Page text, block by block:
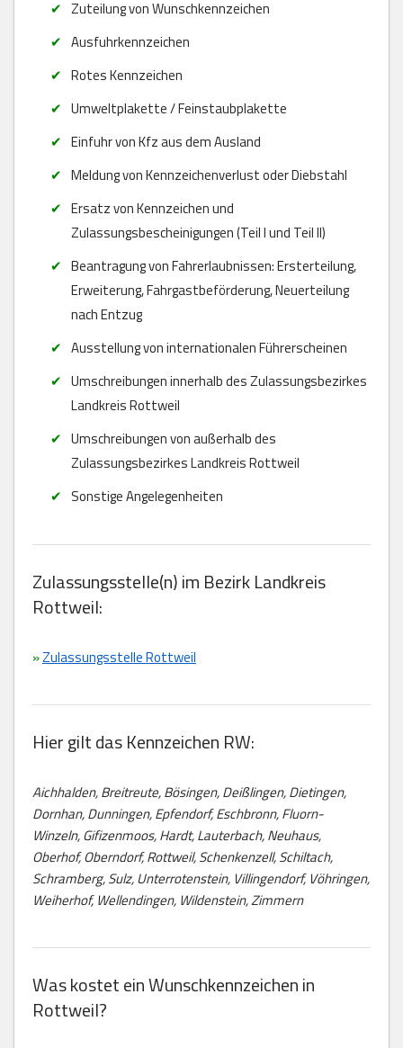
Zuteilung von Wunschkennzeichen
Ausfuhrkennzeichen
Rotes Kennzeichen
Umweltplakette / Feinstaubplakette
Einfuhr von Kfz aus dem Ausland
Meldung von Kennzeichenverlust oder Diebstahl
Ersatz von Kennzeichen und
Zulassungsbescheinigungen (Teil I und Teil II)
Beantragung von Fahrerlaubnissen: Ersterteilung,
Erweiterung, Fahrgastbeförderung, Neuerteilung
nach Entzug
Ausstellung von internationalen Führerscheinen
Umschreibungen innerhalb des Zulassungsbezirkes
Landkreis Rottweil
Umschreibungen von außerhalb des
Zulassungsbezirkes Landkreis Rottweil
Sonstige Angelegenheiten
Zulassungsstelle(n) im Bezirk Landkreis
Rottweil:
»Zulassungsstelle Rottweil
Hier gilt das Kennzeichen RW:
Aichhalden, Breitreute, Bösingen, Deißlingen, Dietingen,
Dornhan, Dunningen, Epfendorf, Eschbronn, Fluorn-
Winzeln, Gifizenmoos, Hardt, Lauterbach, Neuhaus,
Oberhof, Oberndorf, Rottweil, Schenkenzell, Schiltach,
Schramberg, Sulz, Unterrotenstein, Villingendorf, Vöhringen,
Weiherhof, Wellendingen, Wildenstein, Zimmern
Was kostet ein Wunschkennzeichen in
Rottweil?